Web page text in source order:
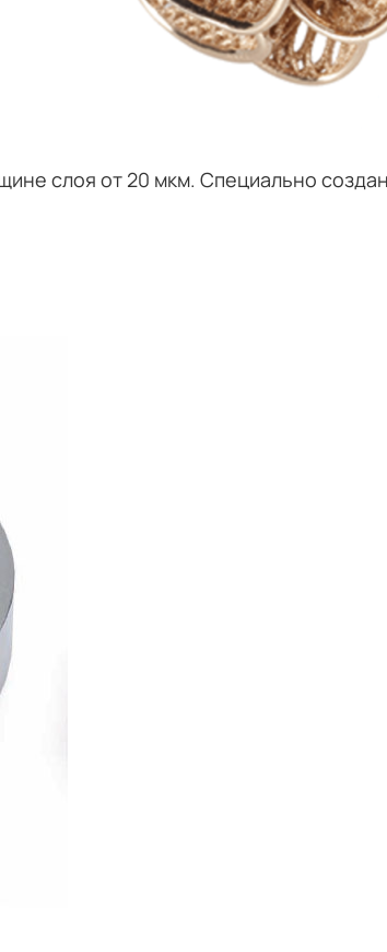
слоя от 20 мкм. Специально